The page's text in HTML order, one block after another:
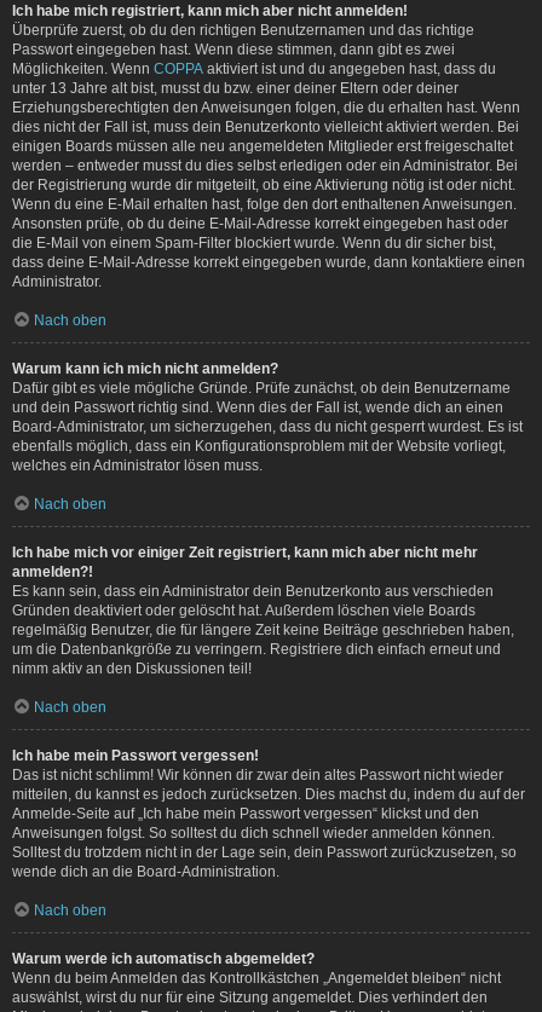
Ich habe mich registriert, kann mich aber nicht anmelden!
Überprüfe zuerst, ob du den richtigen Benutzernamen und das richtige
Passwort eingegeben hast. Wenn diese stimmen, dann gibt es zwei
Möglichkeiten. Wenn COPPA aktiviert ist und du angegeben hast, dass du
unter 13 Jahre alt bist, musst du bzw. einer deiner Eltern oder deiner
Erziehungsberechtigten den Anweisungen folgen, die du erhalten hast. Wenn
dies nicht der Fall ist, muss dein Benutzerkonto vielleicht aktiviert werden. Bei
einigen Boards müssen alle neu angemeldeten Mitglieder erst freigeschaltet
werden – entweder musst du dies selbst erledigen oder ein Administrator. Bei
der Registrierung wurde dir mitgeteilt, ob eine Aktivierung nötig ist oder nicht.
Wenn du eine E-Mail erhalten hast, folge den dort enthaltenen Anweisungen.
Ansonsten prüfe, ob du deine E-Mail-Adresse korrekt eingegeben hast oder
die E-Mail von einem Spam-Filter blockiert wurde. Wenn du dir sicher bist,
dass deine E-Mail-Adresse korrekt eingegeben wurde, dann kontaktiere einen
Administrator.
Nach oben
Warum kann ich mich nicht anmelden?
Dafür gibt es viele mögliche Gründe. Prüfe zunächst, ob dein Benutzername
und dein Passwort richtig sind. Wenn dies der Fall ist, wende dich an einen
Board-Administrator, um sicherzugehen, dass du nicht gesperrt wurdest. Es ist
ebenfalls möglich, dass ein Konfigurationsproblem mit der Website vorliegt,
welches ein Administrator lösen muss.
Nach oben
Ich habe mich vor einiger Zeit registriert, kann mich aber nicht mehr
anmelden?!
Es kann sein, dass ein Administrator dein Benutzerkonto aus verschieden
Gründen deaktiviert oder gelöscht hat. Außerdem löschen viele Boards
regelmäßig Benutzer, die für längere Zeit keine Beiträge geschrieben haben,
um die Datenbankgröße zu verringern. Registriere dich einfach erneut und
nimm aktiv an den Diskussionen teil!
Nach oben
Ich habe mein Passwort vergessen!
Das ist nicht schlimm! Wir können dir zwar dein altes Passwort nicht wieder
mitteilen, du kannst es jedoch zurücksetzen. Dies machst du, indem du auf der
Anmelde-Seite auf „Ich habe mein Passwort vergessen“ klickst und den
Anweisungen folgst. So solltest du dich schnell wieder anmelden können.
Solltest du trotzdem nicht in der Lage sein, dein Passwort zurückzusetzen, so
wende dich an die Board-Administration.
Nach oben
Warum werde ich automatisch abgemeldet?
Wenn du beim Anmelden das Kontrollkästchen „Angemeldet bleiben“ nicht
auswählst, wirst du nur für eine Sitzung angemeldet. Dies verhindert den